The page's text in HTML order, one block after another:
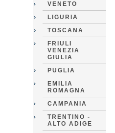
VENETO
LIGURIA
TOSCANA
FRIULI
VENEZIA
GIULIA
PUGLIA
EMILIA
ROMAGNA
CAMPANIA
TRENTINO -
ALTO ADIGE